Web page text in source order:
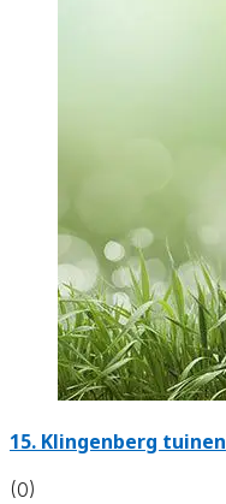
15. Klingenberg tuinen
(0)